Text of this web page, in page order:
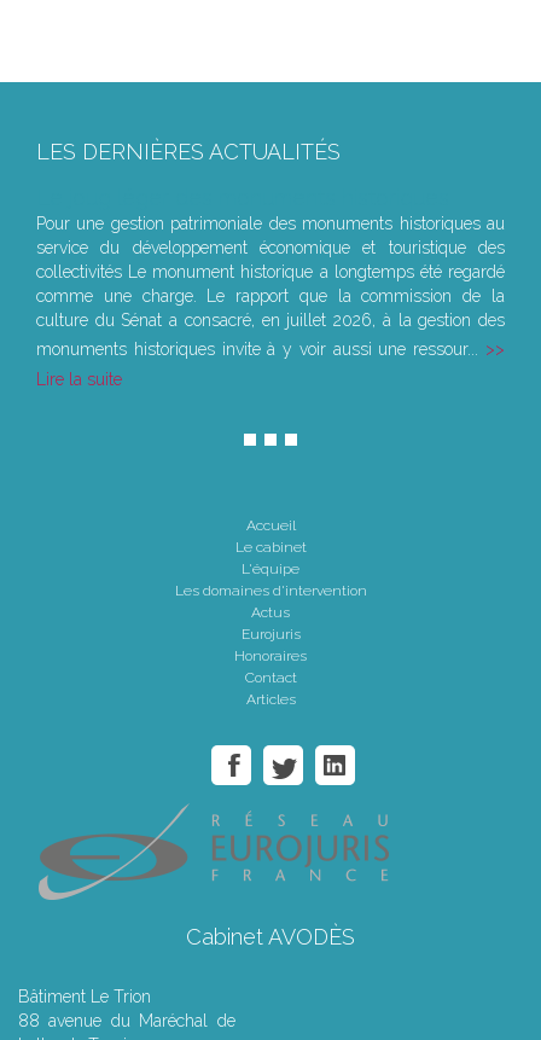
LES DERNIÈRES ACTUALITÉS
Pour une gestion patrimoniale des monuments historiques au
service du développement économique et touristique des
collectivités Le monument historique a longtemps été regardé
comme une charge. Le rapport que la commission de la
culture du Sénat a consacré, en juillet 2026, à la gestion des
monuments historiques invite à y voir aussi une ressour...
Lire la suite
Accueil
Le cabinet
L'équipe
Les domaines d'intervention
Actus
Eurojuris
Honoraires
Contact
Articles
Cabinet AVODÈS
Bâtiment Le Trion
88 avenue du Maréchal de